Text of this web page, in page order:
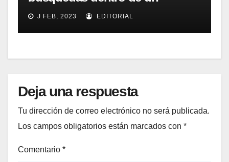
ambiente de datos
estructurados con su solución
de búsqueda empresarial
J FEB, 2023 EDITORIAL
Deja una respuesta
Tu dirección de correo electrónico no será publicada.
Los campos obligatorios están marcados con *
Comentario *